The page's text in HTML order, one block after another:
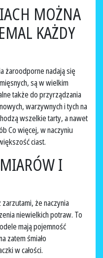
MOŻNA
KAŻDY
żaroodporne nadają się
są w wielkim
także do przyrządzania
warzywnych i tych na
wszelkie tarty, a nawet
Co więcej, w naczyniu
ciast.
I
że naczynia
niewielkich potraw. To
mają pojemność
zatem śmiało
w całości.